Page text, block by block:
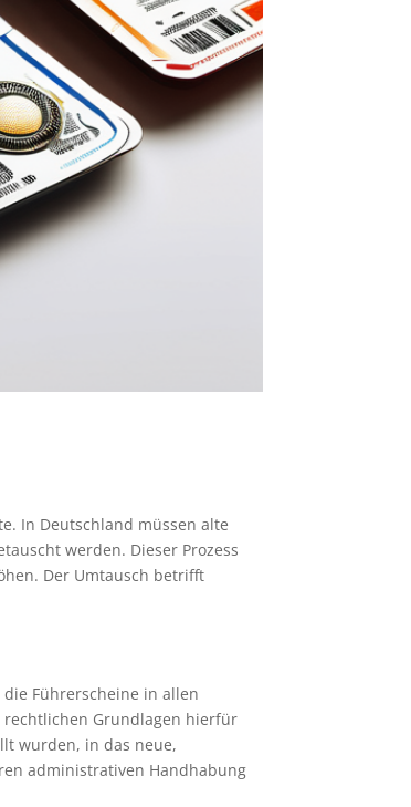
In Deutschland müssen alte
werden. Dieser Prozess
Der Umtausch betrifft
Führerscheine in allen
rechtlichen Grundlagen hierfür
wurden, in das neue,
administrativen Handhabung